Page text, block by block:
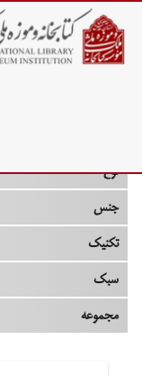
نوع
جنس
تکنیک
سبک
مجموعه